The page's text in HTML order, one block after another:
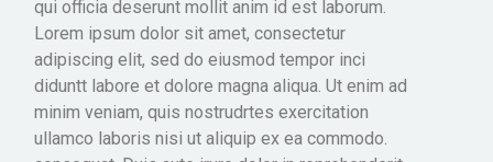
qui officia deserunt mollit anim id est laborum.
Lorem ipsum dolor sit amet, consectetur
adipiscing elit, sed do eiusmod tempor inci
diduntt labore et dolore magna aliqua. Ut enim ad
minim veniam, quis nostrudrtes exercitation
ullamco laboris nisi ut aliquip ex ea commodo.